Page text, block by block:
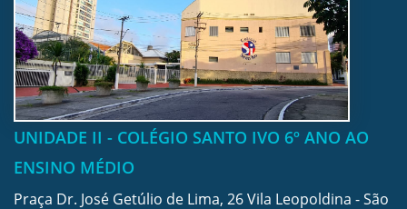
UNIDADE II - COLÉGIO SANTO IVO 6º ANO AO
ENSINO MÉDIO
Praça Dr. José Getúlio de Lima, 26 Vila Leopoldina - São